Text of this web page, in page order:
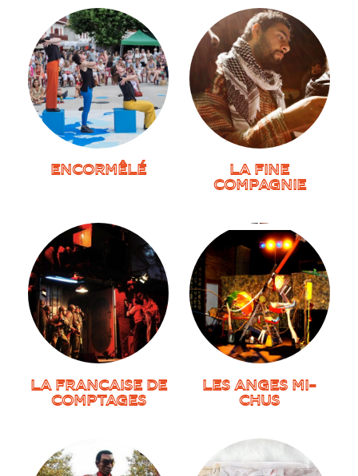
ENCORMÊLÉ
LA FINE
COMPAGNIE
LA FRANCAISE DE
COMPTAGES
LES ANGES MI-
CHUS